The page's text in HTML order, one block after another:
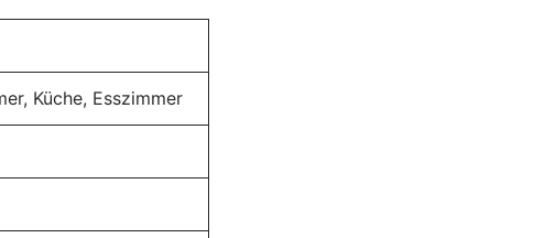
Küche, Esszimmer